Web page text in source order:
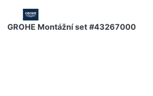
GROHE Montážní set #43267000